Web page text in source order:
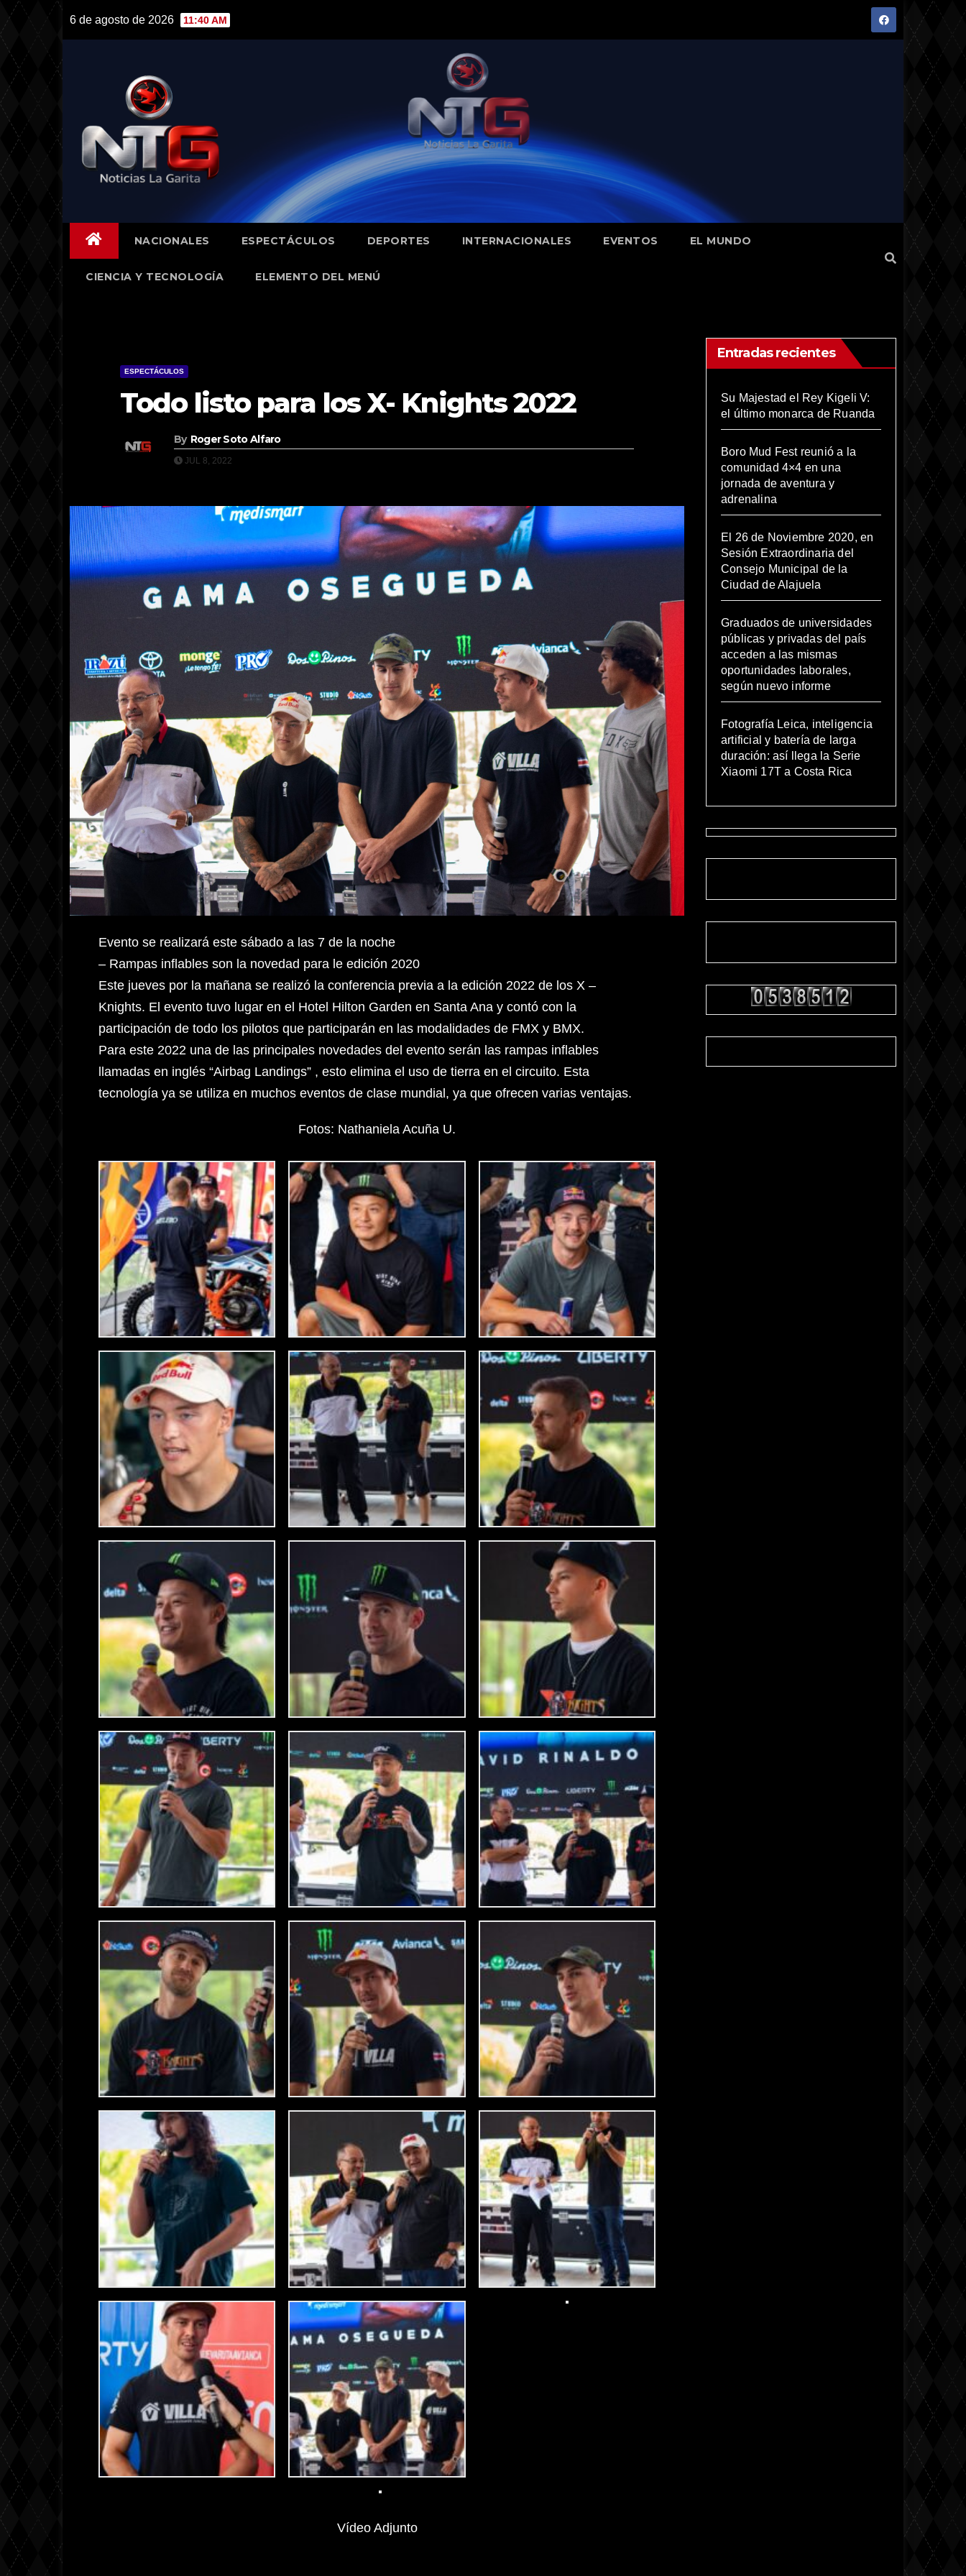
Skip
6 de agosto de 2026 11:40 AM
NACIONALES ESPECTÁCULOS DEPORTES INTERNACIONALES EVENTOS EL MUNDO
CIENCIA Y TECNOLOGÍA ELEMENTO DEL MENÚ
ESPECTÁCULOS
Todo listo para los X- Knights 2022
By Roger Soto Alfaro
JUL 8, 2022
Evento se realizará este sábado a las 7 de la noche
– Rampas inflables son la novedad para le edición 2020
Este jueves por la mañana se realizó la conferencia previa a la edición 2022 de los X –
Knights. El evento tuvo lugar en el Hotel Hilton Garden en Santa Ana y contó con la
participación de todo los pilotos que participarán en las modalidades de FMX y BMX.
Para este 2022 una de las principales novedades del evento serán las rampas inflables
llamadas en inglés “Airbag Landings” , esto elimina el uso de tierra en el circuito. Esta
tecnología ya se utiliza en muchos eventos de clase mundial, ya que ofrecen varias ventajas.
Fotos: Nathaniela Acuña U.
Vídeo Adjunto
Entradas recientes
Su Majestad el Rey Kigeli V:
el último monarca de Ruanda
Boro Mud Fest reunió a la
comunidad 4×4 en una
jornada de aventura y
adrenalina
El 26 de Noviembre 2020, en
Sesión Extraordinaria del
Consejo Municipal de la
Ciudad de Alajuela
Graduados de universidades
públicas y privadas del país
acceden a las mismas
oportunidades laborales,
según nuevo informe
Fotografía Leica, inteligencia
artificial y batería de larga
duración: así llega la Serie
Xiaomi 17T a Costa Rica